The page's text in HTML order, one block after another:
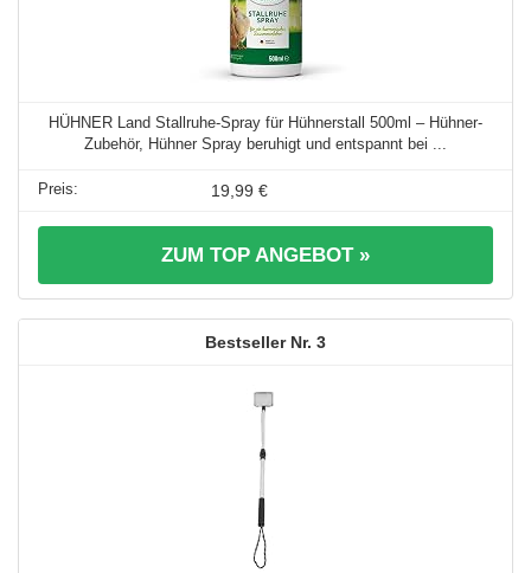
HÜHNER Land Stallruhe-Spray für Hühnerstall 500ml – Hühner-
Zubehör, Hühner Spray beruhigt und entspannt bei ...
19,99 €
ZUM TOP ANGEBOT »
3